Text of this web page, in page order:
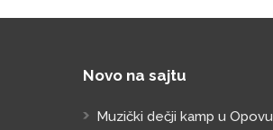
Novo na sajtu
Muzički dečji kamp u Opovu